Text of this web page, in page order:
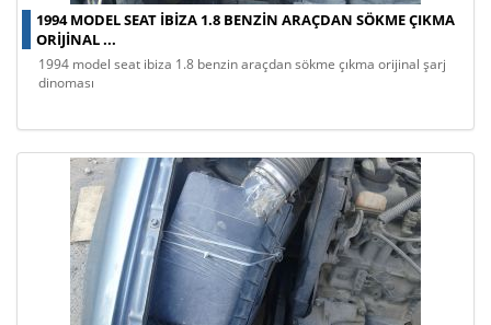
1994 MODEL SEAT IBIZA 1.8 BENZIN ARAÇDAN SÖKME ÇIKMA
ORIJINAL ...
1994 model seat ibiza 1.8 benzin araçdan sökme çıkma orijinal şarj
dinoması